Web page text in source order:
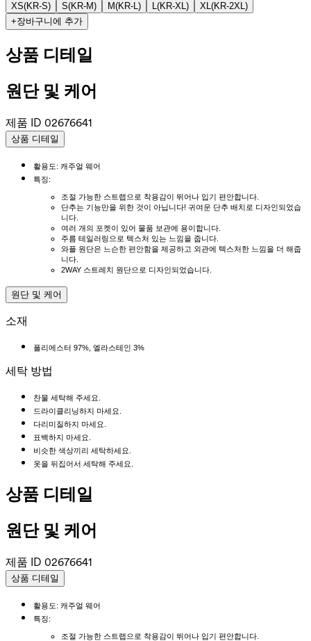
XS(KR-S) S(KR-M) M(KR-L) L(KR-XL) XL(KR-2XL)
+장바구니에 추가
상품 디테일
원단 및 케어
제품 ID 02676641
상품 디테일
활용도: 캐주얼 웨어
특징:
조절 가능한 스트랩으로 착용감이 뛰어나 입기 편안합니다.
단추는 기능만을 위한 것이 아닙니다! 귀여운 단추 배치로 디자인되었습
니다.
여러 개의 포켓이 있어 물품 보관에 용이합니다.
주름 테일러링으로 텍스처 있는 느낌을 줍니다.
와플 원단은 느슨한 편안함을 제공하고 외관에 텍스처한 느낌을 더 해줍
니다.
2WAY 스트레치 원단으로 디자인되었습니다.
원단 및 케어
소재
폴리에스터 97%, 엘라스테인 3%
세탁 방법
찬물 세탁해 주세요.
드라이클리닝하지 마세요.
다리미질하지 마세요.
표백하지 마세요.
비슷한 색상끼리 세탁하세요.
옷을 뒤집어서 세탁해 주세요.
상품 디테일
원단 및 케어
제품 ID 02676641
상품 디테일
활용도: 캐주얼 웨어
특징:
조절 가능한 스트랩으로 착용감이 뛰어나 입기 편안합니다.